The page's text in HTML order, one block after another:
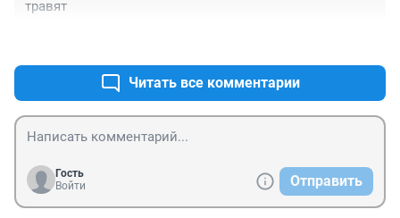
травят
Читать все комментарии
Гость
Войти
Отправить